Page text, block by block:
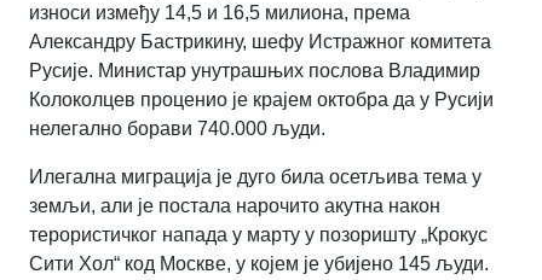
износи између 14,5 и 16,5 милиона, према
Александру Бастрикину, шефу Истражног комитета
Русије. Министар унутрашњих послова Владимир
Колоколцев проценио је крајем октобра да у Русији
нелегално борави 740.000 људи.
Илегална миграција је дуго била осетљива тема у
земљи, али је постала нарочито акутна након
терористичког напада у марту у позоришту „Крокус
Сити Хол“ код Москве, у којем је убијено 145 људи.